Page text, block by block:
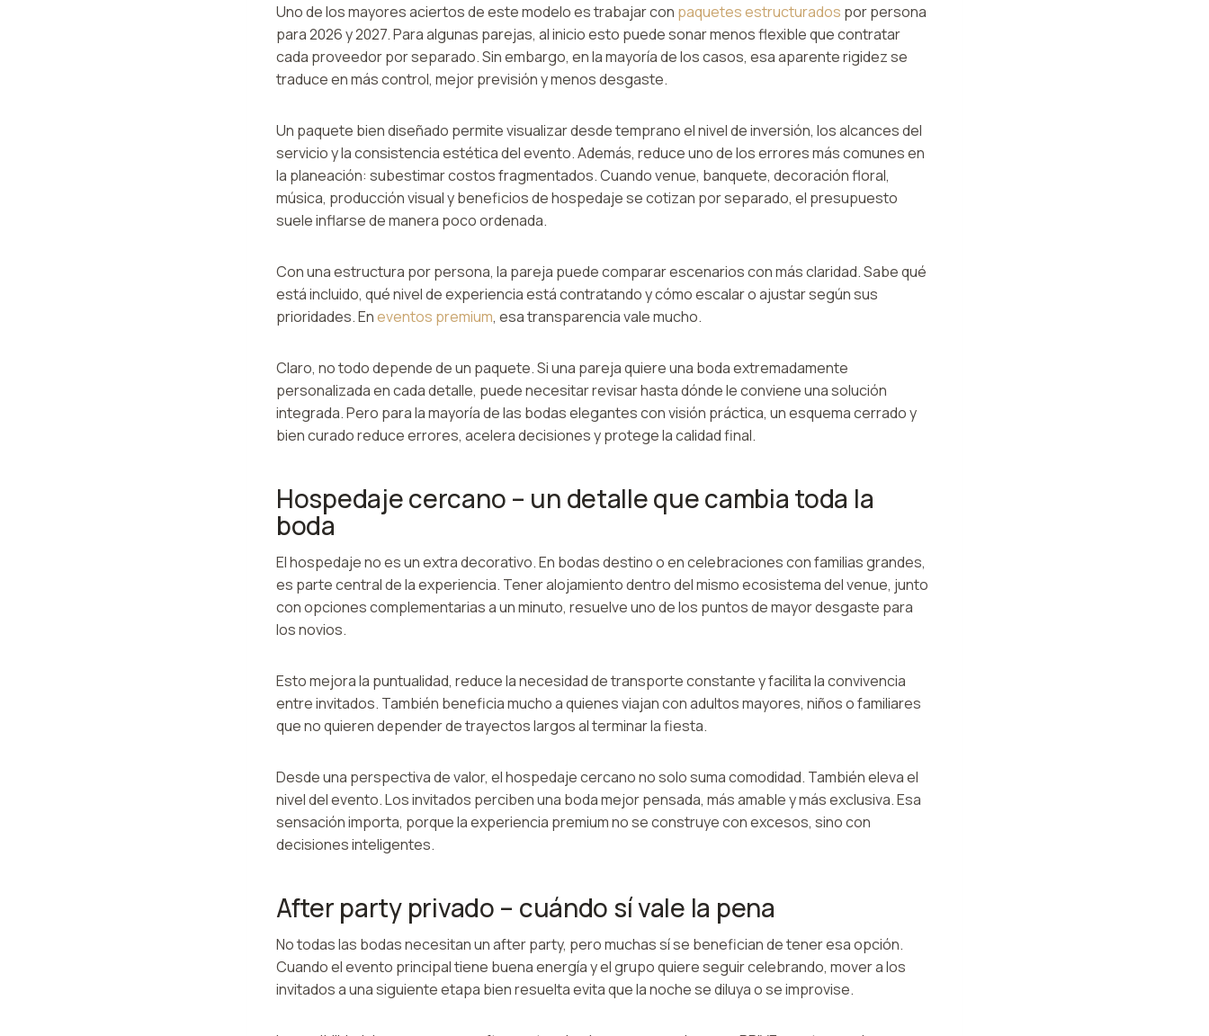
Uno de los mayores aciertos de este modelo es trabajar con paquetes estructurados por persona
para 2026 y 2027. Para algunas parejas, al inicio esto puede sonar menos flexible que contratar
cada proveedor por separado. Sin embargo, en la mayoría de los casos, esa aparente rigidez se
traduce en más control, mejor previsión y menos desgaste.
Un paquete bien diseñado permite visualizar desde temprano el nivel de inversión, los alcances del
servicio y la consistencia estética del evento. Además, reduce uno de los errores más comunes en
la planeación: subestimar costos fragmentados. Cuando venue, banquete, decoración floral,
música, producción visual y beneficios de hospedaje se cotizan por separado, el presupuesto
suele inflarse de manera poco ordenada.
Con una estructura por persona, la pareja puede comparar escenarios con más claridad. Sabe qué
está incluido, qué nivel de experiencia está contratando y cómo escalar o ajustar según sus
prioridades. Eneventos premium, esa transparencia vale mucho.
Claro, no todo depende de un paquete. Si una pareja quiere una boda extremadamente
personalizada en cada detalle, puede necesitar revisar hasta dónde le conviene una solución
integrada. Pero para la mayoría de las bodas elegantes con visión práctica, un esquema cerrado y
bien curado reduce errores, acelera decisiones y protege la calidad final.
Hospedaje cercano – un detalle que cambia toda la
boda
El hospedaje no es un extra decorativo. En bodas destino o en celebraciones con familias grandes,
es parte central de la experiencia. Tener alojamiento dentro del mismo ecosistema del venue, junto
con opciones complementarias a un minuto, resuelve uno de los puntos de mayor desgaste para
los novios.
Esto mejora la puntualidad, reduce la necesidad de transporte constante y facilita la convivencia
entre invitados. También beneficia mucho a quienes viajan con adultos mayores, niños o familiares
que no quieren depender de trayectos largos al terminar la fiesta.
Desde una perspectiva de valor, el hospedaje cercano no solo suma comodidad. También eleva el
nivel del evento. Los invitados perciben una boda mejor pensada, más amable y más exclusiva. Esa
sensación importa, porque la experiencia premium no se construye con excesos, sino con
decisiones inteligentes.
After party privado – cuándo sí vale la pena
No todas las bodas necesitan un after party, pero muchas sí se benefician de tener esa opción.
Cuando el evento principal tiene buena energía y el grupo quiere seguir celebrando, mover a los
invitados a una siguiente etapa bien resuelta evita que la noche se diluya o se improvise.